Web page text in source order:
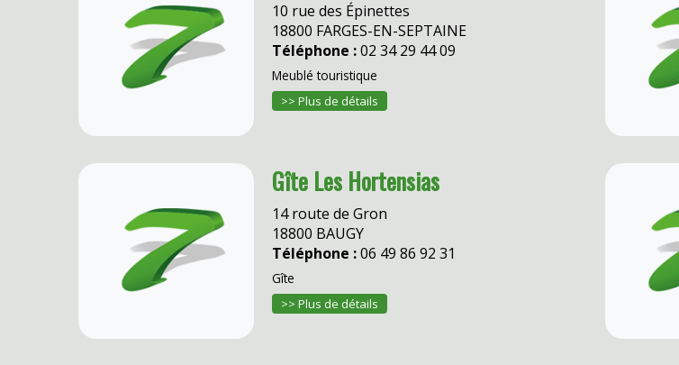
10 rue des Épinettes
18800 FARGES-EN-SEPTAINE
Téléphone :02 34 29 44 09
Meublé touristique
>> Plus de détails
Gîte Les Hortensias
14 route de Gron
18800 BAUGY
Téléphone :06 49 86 92 31
Gîte
>> Plus de détails